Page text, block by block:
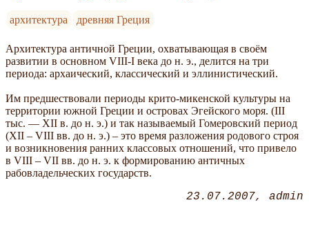
архитектура древняя Греция
Архитектура античной Греции, охватывающая в своём
развитии в основном VIII-I века до н. э., делится на три
периода: архаический, классический и эллинистический.
Им предшествовали периоды крито-микенской культуры на
территории южной Греции и островах Эгейского моря. (III
тыс. — XII в. до н. э.) и так называемый Гомеровский период
(XII – VIII вв. до н. э.) – это время разложения родового строя
и возникновения ранних классовых отношений, что привело
в VIII – VII вв. до н. э. к формированию античных
рабовладельческих государств.
23.07.2007 admin